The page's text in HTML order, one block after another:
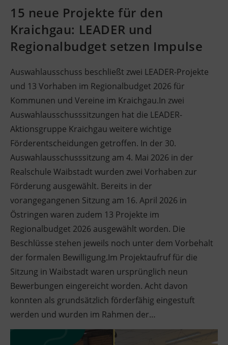
15 neue Projekte für den
Kraichgau: LEADER und
Regionalbudget setzen Impulse
Auswahlausschuss beschließt zwei LEADER-Projekte
und 13 Vorhaben im Regionalbudget 2026 für
Kommunen und Vereine im Kraichgau.In zwei
Auswahlausschusssitzungen hat die LEADER-
Aktionsgruppe Kraichgau weitere wichtige
Förderentscheidungen getroffen. In der 30.
Auswahlausschusssitzung am 4. Mai 2026 in der
Realschule Waibstadt wurden zwei Vorhaben zur
Förderung ausgewählt. Bereits in der
vorangegangenen Sitzung am 16. April 2026 in
Östringen waren zudem 13 Projekte im
Regionalbudget 2026 ausgewählt worden. Die
Beschlüsse stehen jeweils noch unter dem Vorbehalt
der formalen Bewilligung.Im Projektaufruf für die
Sitzung in Waibstadt waren ursprünglich neun
Bewerbungen eingereicht worden. Acht davon
konnten als grundsätzlich förderfähig eingestuft
werden und wurden im Rahmen der…